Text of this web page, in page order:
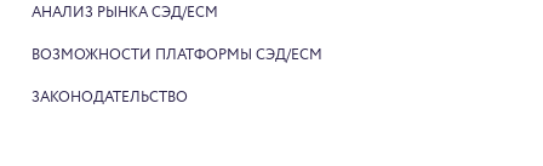
АНАЛИЗ РЫНКА СЭД/ECM
ВОЗМОЖНОСТИ ПЛАТФОРМЫ СЭД/ECM
ЗАКОНОДАТЕЛЬСТВО